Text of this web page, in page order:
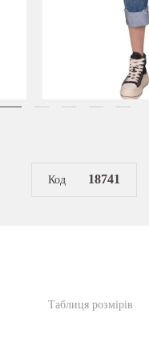
Код 18741
Таблиця розмірів